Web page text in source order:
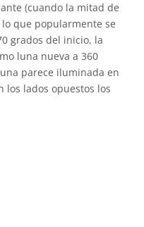
(cuando la mitad de
que popularmente se
grados del inicio, la
luna nueva a 360
parece iluminada en
los lados opuestos los